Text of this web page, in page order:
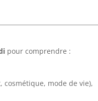
pour comprendre :
mode de vie),